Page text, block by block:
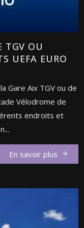
TGV OU
UEFA EURO
Gare Aix TGV ou de
Vélodrome de
endroits et
En savoir plus